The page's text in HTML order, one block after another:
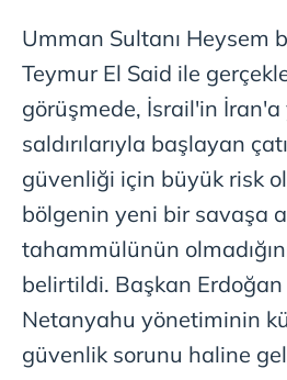
Umman Sultanı Heysem
Teymur El Said ile
görüşmede, İsrail'in İran'a
saldırılarıyla başlayan
güvenliği için büyük risk
bölgenin yeni bir savaşa
tahammülünün
belirtildi. Başkan Erdoğan
Netanyahu yönetiminin
güvenlik sorunu haline